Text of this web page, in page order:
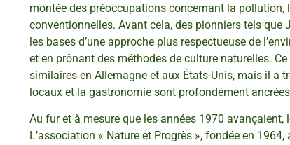
montée des préoccupations concernant la
conventionnelles. Avant cela, des pionniers tels
les bases d’une approche plus respectueuse de
et en prônant des méthodes de culture naturelles.
similaires en Allemagne et aux États-Unis, mais il a
locaux et la gastronomie sont profondément
Au fur et à mesure que les années 1970
L’association « Nature et Progrès », fondée en